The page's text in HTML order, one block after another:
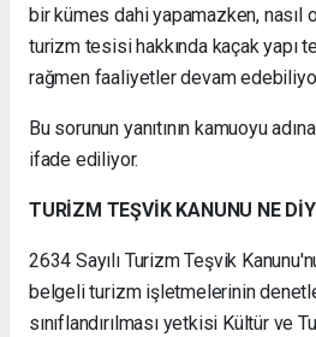
bir kümes dahi yapamazken, nasıl
turizm tesisi hakkında kaçak yapı
rağmen faaliyetler devam
Bu sorunun yanıtının kamuoyu
ifade ediliyor.
TURİZM TEŞVİK KANUNU NE
2634 Sayılı Turizm Teşvik
belgeli turizm işletmelerinin
sınıflandırılması yetkisi Kültür ve